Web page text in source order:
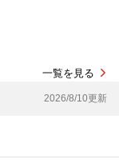
一覧を見る
2026/8/10更新